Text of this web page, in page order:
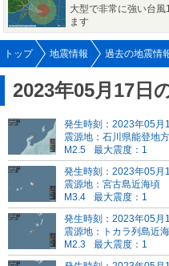
大型で非常に強い台
ます
トップ 地震情報 過去の地震情
2023年05月17日
発生時刻：2023年05月
震源地：石川県能登地
M2.5
最大震度：1
発生時刻：2023年05月
震源地：宮古島近海頃
M3.4
最大震度：1
発生時刻：2023年05月
震源地：トカラ列島近
M2.3
最大震度：1